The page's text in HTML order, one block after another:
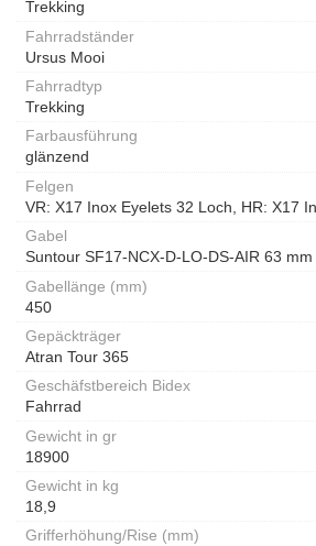
Trekking
Fahrradständer
Ursus Mooi
Fahrradtyp
Trekking
Farbausführung
glänzend
Felgen
VR: X17 Inox Eyelets 32 Loch, HR: X17
Gabel
Suntour SF17-NCX-D-LO-DS-AIR 63
Gabellänge (mm)
450
Gepäckträger
Atran Tour 365
Geschäfstbereich Bidex
Fahrrad
Gewicht in gr
18900
Gewicht in kg
18,9
Grifferhöhung/Rise (mm)